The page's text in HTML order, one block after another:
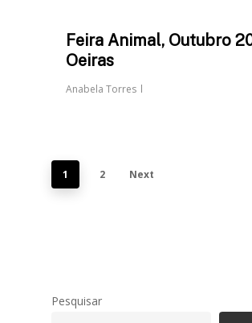
Feira Animal, Outubro
Oeiras
Anabela Torres
1 2 Next
Pesquisar